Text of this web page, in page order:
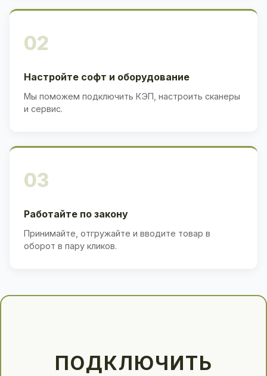
02
Настройте софт и оборудование
Мы поможем подключить КЭП, настроить сканеры
и сервис.
03
Работайте по закону
Принимайте, отгружайте и вводите товар в
оборот в пару кликов.
ПОДКЛЮЧИТЬ